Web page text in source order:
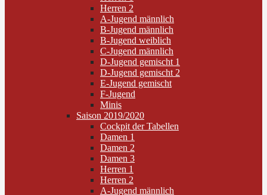
Herren 2
A-Jugend männlich
B-Jugend männlich
B-Jugend weiblich
C-Jugend männlich
D-Jugend gemischt 1
D-Jugend gemischt 2
E-Jugend gemischt
F-Jugend
Minis
Saison 2019/2020
Cockpit der Tabellen
Damen 1
Damen 2
Damen 3
Herren 1
Herren 2
A-Jugend männlich